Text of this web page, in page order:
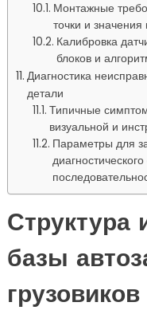
Монтажные
точки и
Калибровка
блоков и
Диагностика
детали
Типичные
визуальной и
Параметры для
Структура
базы
грузовиков